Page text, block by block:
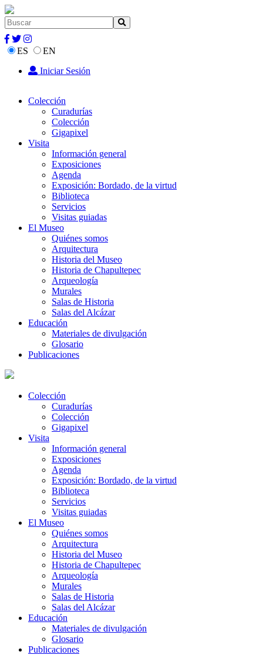
ES
EN
Iniciar Sesión
Colección
Curadurías
Colección
Gigapixel
Visita
Información general
Exposiciones
Agenda
Exposición: Bordado, de la virtud
Biblioteca
Servicios
Visitas guiadas
El Museo
Quiénes somos
Arquitectura
Historia del Museo
Historia de Chapultepec
Arqueología
Murales
Salas de Historia
Salas del Alcázar
Educación
Materiales de divulgación
Glosario
Publicaciones
Colección
Curadurías
Colección
Gigapixel
Visita
Información general
Exposiciones
Agenda
Exposición: Bordado, de la virtud
Biblioteca
Servicios
Visitas guiadas
El Museo
Quiénes somos
Arquitectura
Historia del Museo
Historia de Chapultepec
Arqueología
Murales
Salas de Historia
Salas del Alcázar
Educación
Materiales de divulgación
Glosario
Publicaciones